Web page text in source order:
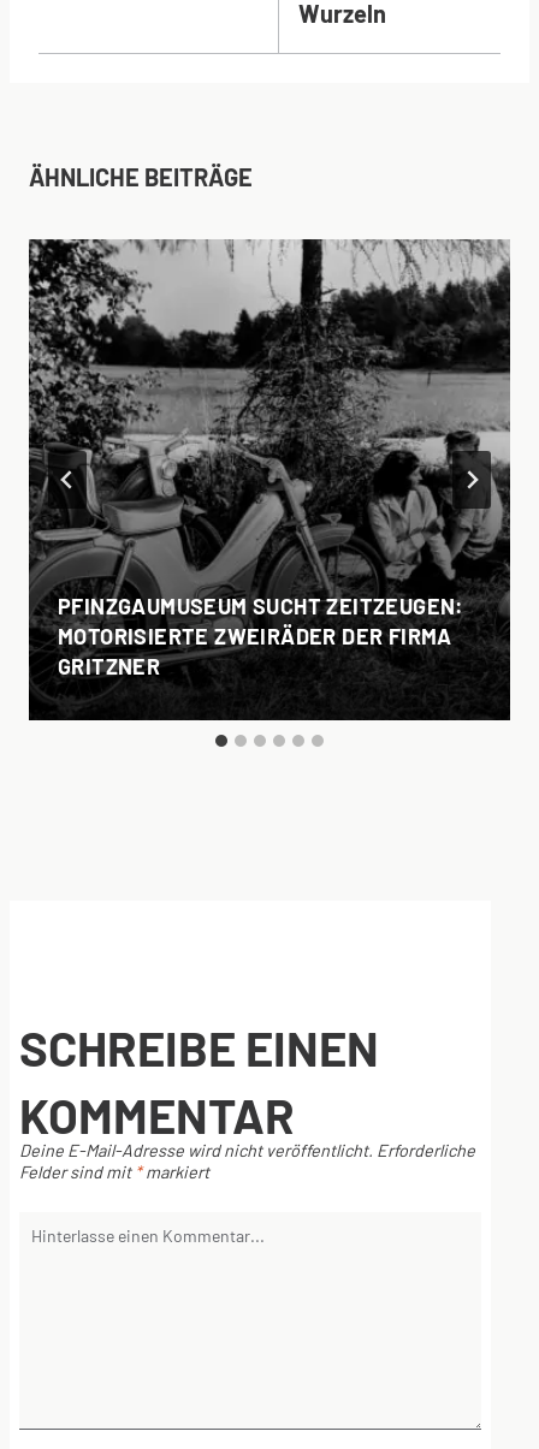
Wurzeln
ÄHNLICHE BEITRÄGE
PFINZGAUMUSEUM SUCHT ZEITZEUGEN:
MOTORISIERTE ZWEIRÄDER DER FIRMA
GRITZNER
SCHREIBE EINEN
KOMMENTAR
Deine E-Mail-Adresse wird nicht veröffentlicht. Erforderliche
Felder sind mit *markiert